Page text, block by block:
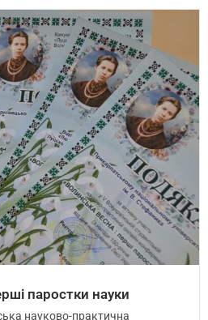
паростки науки
науково-практична